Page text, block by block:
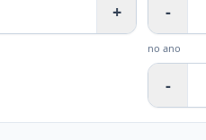
+ -
no ano
-